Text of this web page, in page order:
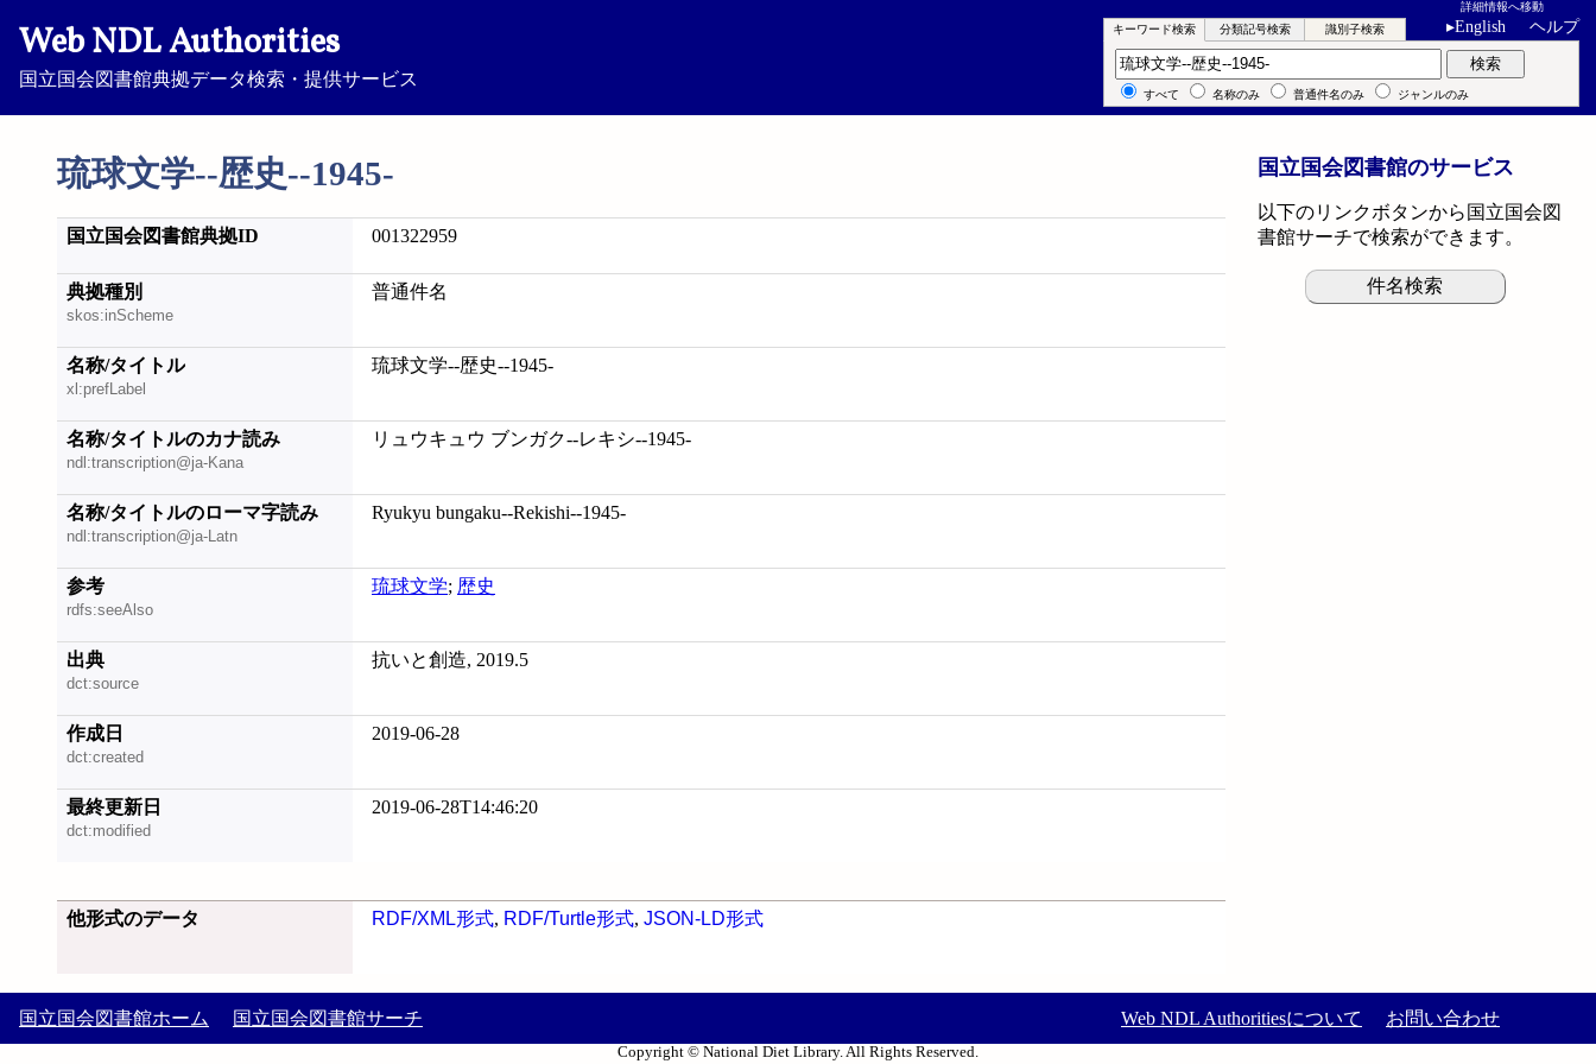
Web NDL Authorities
国立国会図書館典拠データ検索・提供サービス
詳細情報へ移動
▸English ヘルプ
琉球文学--歴史--1945-
キーワード検索 分類記号検索 識別子検索
キーワード検索 検索
すべて 名称のみ 普通件名のみ ジャンルのみ
国立国会図書館典拠ID 001322959
典拠種別
skos:inScheme
普通件名
名称/タイトル
xl:prefLabel
琉球文学--歴史--1945-
名称/タイトルのカナ読み
ndl:transcription@ja-Kana
リュウキュウ ブンガク--レキシ--1945-
名称/タイトルのローマ字読み
ndl:transcription@ja-Latn
Ryukyu bungaku--Rekishi--1945-
参考
rdfs:seeAlso
琉球文学; 歴史
出典
dct:source
抗いと創造, 2019.5
作成日
dct:created
2019-06-28
最終更新日
dct:modified
2019-06-28T14:46:20
他形式のデータ RDF/XML形式, RDF/Turtle形式, JSON-LD形式
国立国会図書館のサービス
以下のリンクボタンから国立国会図
書館サーチで検索ができます。
件名検索
国立国会図書館ホーム 国立国会図書館サーチ Web NDL Authoritiesについて お問い合わせ
Copyright © National Diet Library. All Rights Reserved.